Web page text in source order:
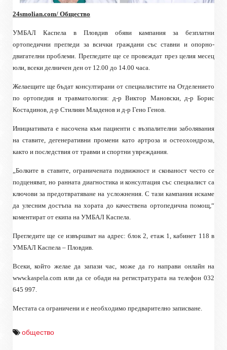
24smolian.com/ Общество
УМБАЛ Каспела в Пловдив обяви кампания за безплатни
ортопедични прегледи за всички граждани със ставни и опорно-
двигателни проблеми. Прегледите ще се провеждат през целия месец
юли, всеки делничен ден от 12.00 до 14.00 часа.
Желаещите ще бъдат консултирани от специалистите на Отделението
по ортопедия и травматология: д-р Виктор Мановски, д-р Борис
Костадинов, д-р Стилиян Младенов и д-р Гено Генов.
Инициативата е насочена към пациенти с възпалителни заболявания
на ставите, дегенеративни промени като артроза и остеохондроза,
както и последствия от травми и спортни увреждания.
„Болките в ставите, ограничената подвижност и скованост често се
подценяват, но ранната диагностика и консултация със специалист са
ключови за предотвратяване на усложнения. С тази кампания искаме
да улесним достъпа на хората до качествена ортопедична помощ,“
коментират от екипа на УМБАЛ Каспела.
Прегледите ще се извършват на адрес: блок 2, етаж 1, кабинет 118 в
УМБАЛ Каспела – Пловдив.
Всеки, който желае да запази час, може да го направи онлайн на
www.kaspela.com или да се обади на регистратурата на телефон 032
645 997.
Местата са ограничени и е необходимо предварително записване.
общество